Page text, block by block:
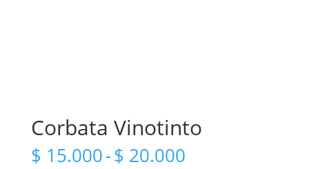
Corbata Vinotinto
$ 15.000-$ 20.000Rango